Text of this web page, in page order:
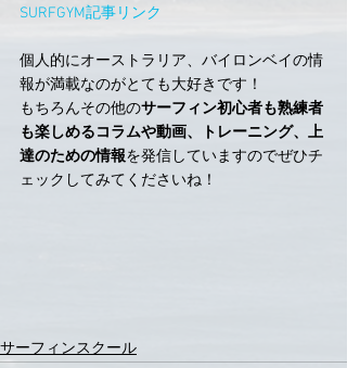
SURFGYM記事リンク
個人的にオーストラリア、バイロンベイの情
報が満載なのがとても大好きです！
もちろんその他のサーフィン初心者も熟練者
も楽しめるコラムや動画、トレーニング、上
達のための情報を発信していますのでぜひチ
ェックしてみてくださいね！
サーフィンスクール